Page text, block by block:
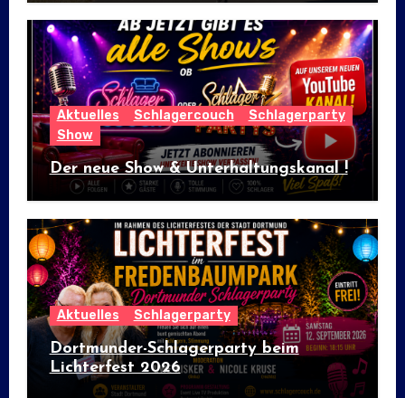
Aktuelles Schlagercouch
Schlagerparty
Show
Der neue Show & Unterhaltungskanal !
Aktuelles Schlagerparty
Dortmunder-Schlagerparty beim
Lichterfest 2026